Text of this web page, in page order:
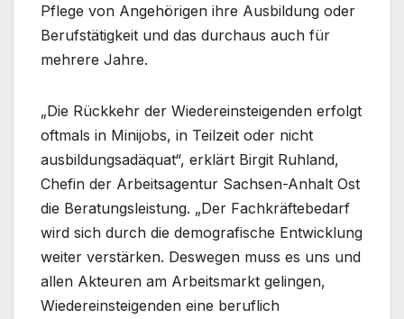
Pflege von Angehörigen ihre Ausbildung oder
Berufstätigkeit und das durchaus auch für
mehrere Jahre.
„Die Rückkehr der Wiedereinsteigenden erfolgt
oftmals in Minijobs, in Teilzeit oder nicht
ausbildungsadäquat“, erklärt Birgit Ruhland,
Chefin der Arbeitsagentur Sachsen-Anhalt Ost
die Beratungsleistung. „Der Fachkräftebedarf
wird sich durch die demografische Entwicklung
weiter verstärken. Deswegen muss es uns und
allen Akteuren am Arbeitsmarkt gelingen,
Wiedereinsteigenden eine beruflich